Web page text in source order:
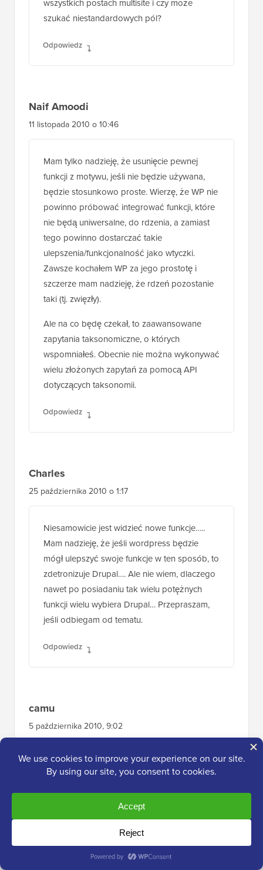
wszystkich postach multisite i czy może
szukać niestandardowych pól?
Odpowiedz
Naif Amoodi
11 listopada 2010 o 10:46
Mam tylko nadzieję, że usunięcie pewnej
funkcji z motywu, jeśli nie będzie używana,
będzie stosunkowo proste. Wierzę, że WP nie
powinno próbować integrować funkcji, które
nie będą uniwersalne, do rdzenia, a zamiast
tego powinno dostarczać takie
ulepszenia/funkcjonalność jako wtyczki.
Zawsze kochałem WP za jego prostotę i
szczerze mam nadzieję, że rdzeń pozostanie
taki (tj. zwięzły).
Ale na co będę czekał, to zaawansowane
zapytania taksonomiczne, o których
wspomniałeś. Obecnie nie można wykonywać
wielu złożonych zapytań za pomocą API
dotyczących taksonomii.
Odpowiedz
Charles
25 października 2010 o 1:17
Niesamowicie jest widzieć nowe funkcje…..
Mam nadzieję, że jeśli wordpress będzie
mógł ulepszyć swoje funkcje w ten sposób, to
zdetronizuje Drupal…. Ale nie wiem, dlaczego
nawet po posiadaniu tak wielu potężnych
funkcji wielu wybiera Drupal… Przepraszam,
jeśli odbiegam od tematu.
Odpowiedz
camu
5 października 2010, 9:02
Cześć, dzięki za udostępnienie. Jedna rzecz,
której nie do końca rozumiem w linkowaniu
wewnętrznym. Załóżmy, że aktualizuję
permalink posta A, do którego linkowałem z
automatycznie zaktualizowany?